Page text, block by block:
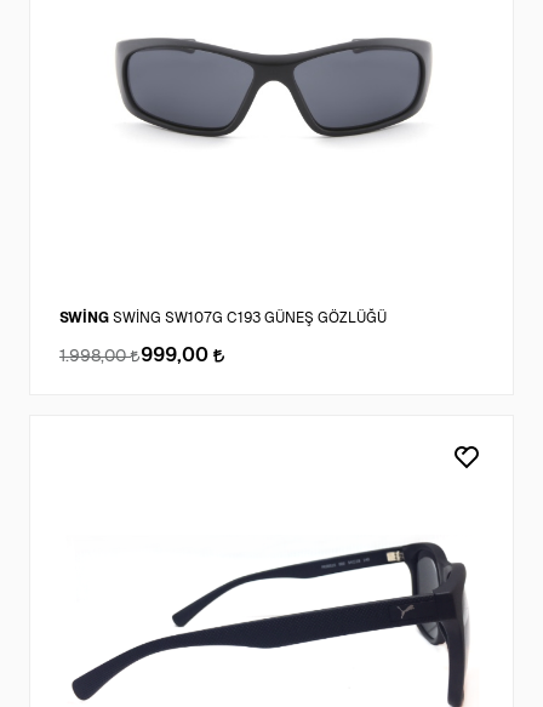
SWİNG SWİNG SW107G C193 GÜNEŞ GÖZLÜĞÜ
1.998,00 999,00